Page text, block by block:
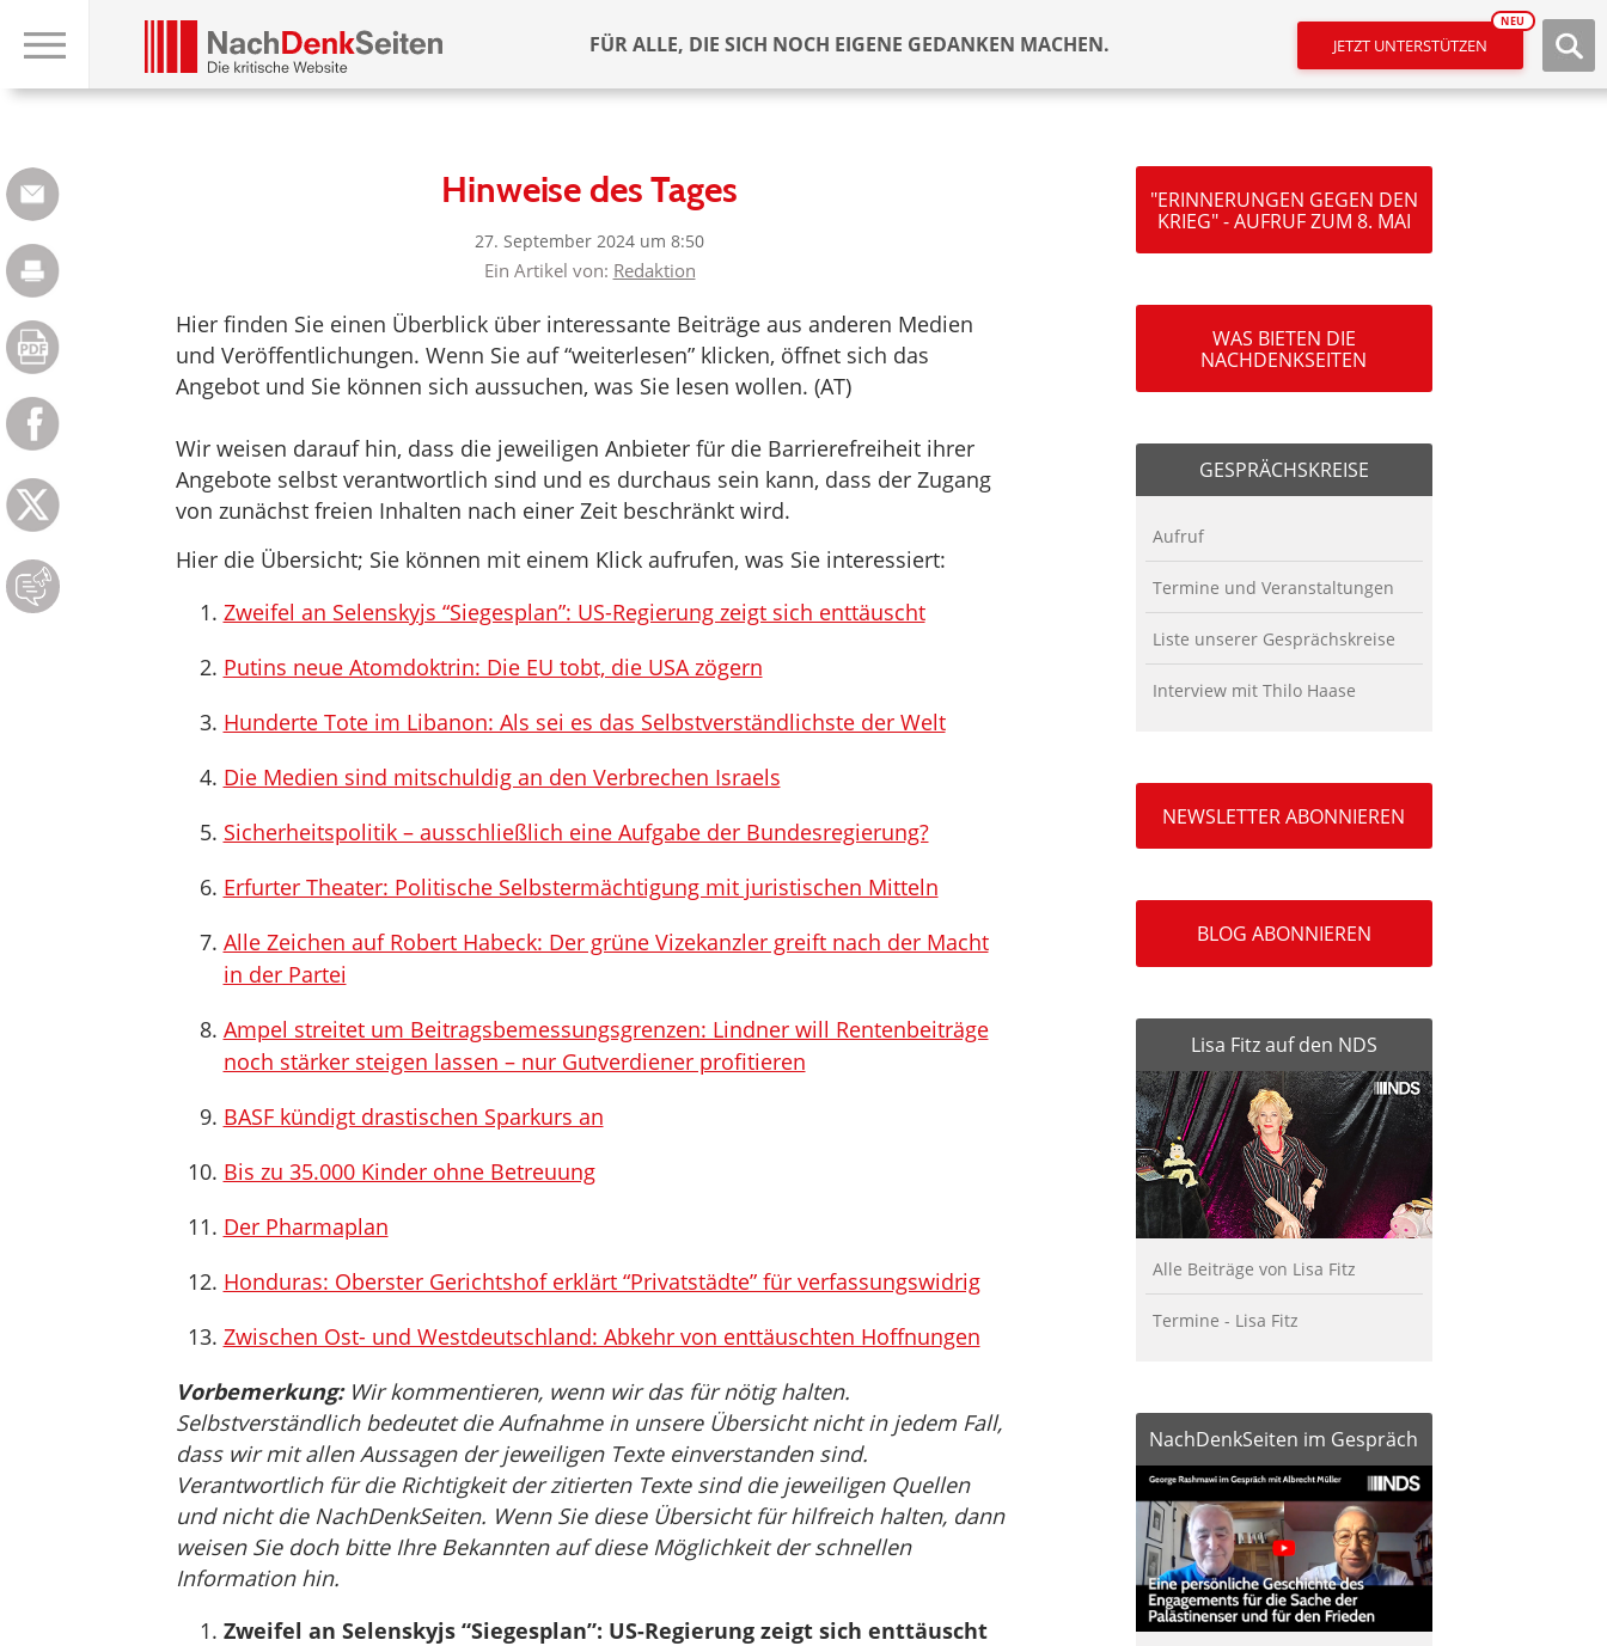
FÜR ALLE, DIE SICH NOCH EIGENE GEDANKEN MACHEN. JETZT UNTERSTÜTZEN
NEU
Hinweise des Tages
27. September 2024 um 8:50
Ein Artikel von: Redaktion
Hier finden Sie einen Überblick über interessante Beiträge aus anderen Medien
und Veröffentlichungen. Wenn Sie auf “weiterlesen” klicken, öffnet sich das
Angebot und Sie können sich aussuchen, was Sie lesen wollen. (AT)
Wir weisen darauf hin, dass die jeweiligen Anbieter für die Barrierefreiheit ihrer
Angebote selbst verantwortlich sind und es durchaus sein kann, dass der Zugang
von zunächst freien Inhalten nach einer Zeit beschränkt wird.
Hier die Übersicht; Sie können mit einem Klick aufrufen, was Sie interessiert:
Zweifel an Selenskyjs “Siegesplan”: US-Regierung zeigt sich enttäuscht
Putins neue Atomdoktrin: Die EU tobt, die USA zögern
Hunderte Tote im Libanon: Als sei es das Selbstverständlichste der Welt
Die Medien sind mitschuldig an den Verbrechen Israels
Sicherheitspolitik – ausschließlich eine Aufgabe der Bundesregierung?
Erfurter Theater: Politische Selbstermächtigung mit juristischen Mitteln
Alle Zeichen auf Robert Habeck: Der grüne Vizekanzler greift nach der Macht
in der Partei
Ampel streitet um Beitragsbemessungsgrenzen: Lindner will Rentenbeiträge
noch stärker steigen lassen – nur Gutverdiener profitieren
BASF kündigt drastischen Sparkurs an
Bis zu 35.000 Kinder ohne Betreuung
Der Pharmaplan
Honduras: Oberster Gerichtshof erklärt “Privatstädte” für verfassungswidrig
Zwischen Ost- und Westdeutschland: Abkehr von enttäuschten Hoffnungen
Vorbemerkung:Wir kommentieren, wenn wir das für nötig halten.
Selbstverständlich bedeutet die Aufnahme in unsere Übersicht nicht in jedem Fall,
dass wir mit allen Aussagen der jeweiligen Texte einverstanden sind.
Verantwortlich für die Richtigkeit der zitierten Texte sind die jeweiligen Quellen
und nicht die NachDenkSeiten. Wenn Sie diese Übersicht für hilfreich halten, dann
weisen Sie doch bitte Ihre Bekannten auf diese Möglichkeit der schnellen
Information hin.
Zweifel an Selenskyjs “Siegesplan”: US-Regierung zeigt sich enttäuscht
"ERINNERUNGEN GEGEN DEN
KRIEG" - AUFRUF ZUM 8. MAI
WAS BIETEN DIE
NACHDENKSEITEN
GESPRÄCHSKREISE
Aufruf
Termine und Veranstaltungen
Liste unserer Gesprächskreise
Interview mit Thilo Haase
NEWSLETTER ABONNIEREN
BLOG ABONNIEREN
Lisa Fitz auf den NDS
Alle Beiträge von Lisa Fitz
Termine - Lisa Fitz
NachDenkSeiten im Gespräch